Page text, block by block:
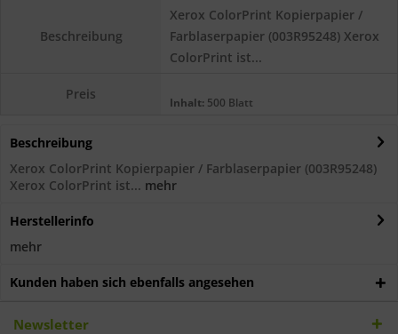
Beschreibung
Xerox ColorPrint Kopierpapier /
Farblaserpapier (003R95248) Xerox
ColorPrint ist...
Preis Inhalt: 500 Blatt
Beschreibung
Xerox ColorPrint Kopierpapier / Farblaserpapier (003R95248)
Xerox ColorPrint ist... mehr
Herstellerinfo
mehr
Kunden haben sich ebenfalls angesehen
Newsletter